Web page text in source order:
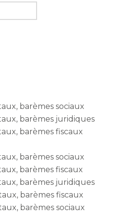
barèmes sociaux
barèmes juridiques
barèmes fiscaux
barèmes sociaux
barèmes fiscaux
barèmes juridiques
barèmes fiscaux
barèmes sociaux